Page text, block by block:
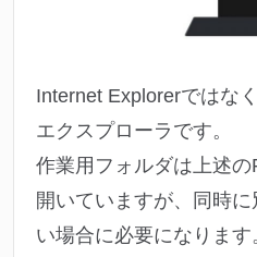
Internet Explorerではな
エクスプローラです。
作業用フォルダは上述
開いていますが、同時
い場合に必要になります